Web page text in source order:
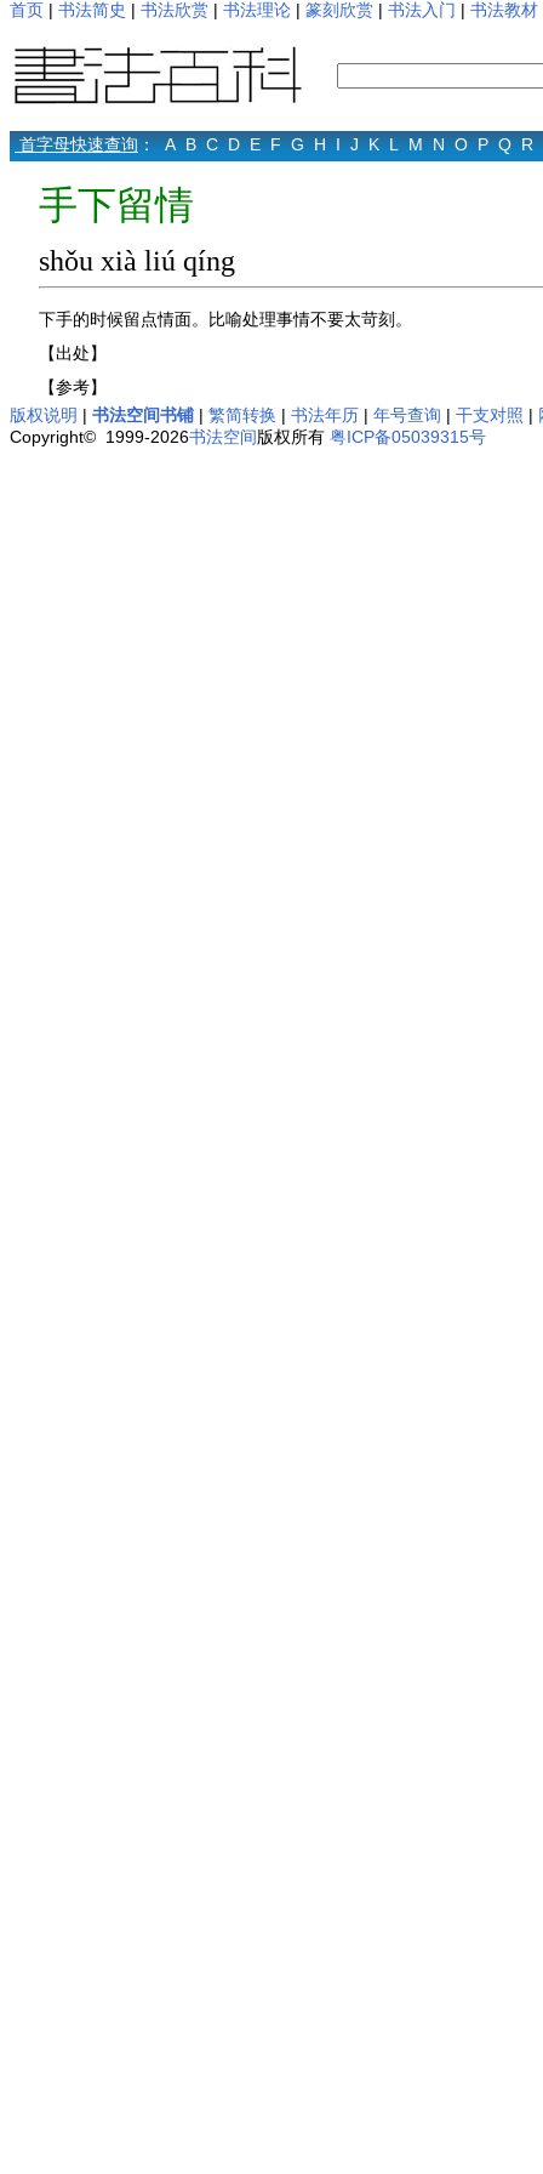
首页 | 书法简史 | 书法欣赏 | 书法理论 | 篆刻欣赏 | 书法入门 | 书法教材
首字母快速查询： A B C D E F G H I J K L M N O P Q R
手下留情
shǒu xià liú qíng
下手的时候留点情面。比喻处理事情不要太苛刻。
【出处】
【参考】
版权说明 | 书法空间书铺 | 繁简转换 | 书法年历 | 年号查询 | 干支对照 |
Copyright© 1999-2026书法空间版权所有 粤ICP备05039315号